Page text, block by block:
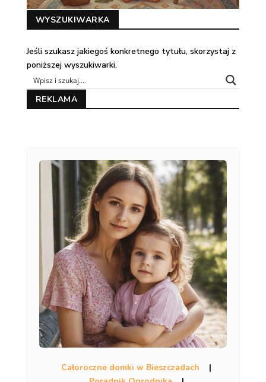
WYSZUKIWARKA
Jeśli szukasz jakiegoś konkretnego tytułu, skorzystaj z
poniższej wyszukiwarki.
REKLAMA
Całoroczne domki w Bieszczadach
|